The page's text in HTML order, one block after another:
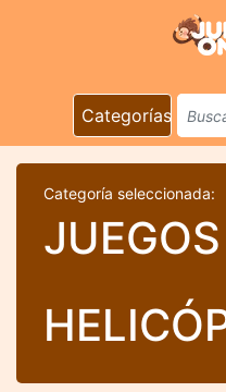
Categorías
Categoría seleccionada: